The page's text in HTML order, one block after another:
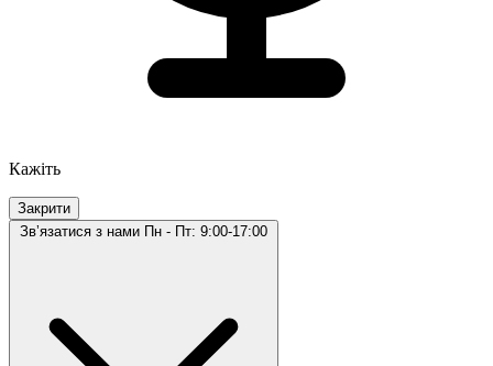
Кажіть
Закрити
Звʼязатися з нами Пн - Пт: 9:00-17:00